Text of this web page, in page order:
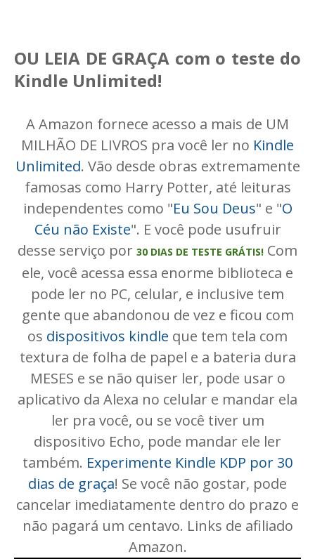
OU LEIA DE GRAÇA com o teste do
Kindle Unlimited!
A Amazon fornece acesso a mais de UM
MILHÃO DE LIVROS pra você ler no Kindle
Unlimited. Vão desde obras extremamente
famosas como Harry Potter, até leituras
independentes como "Eu Sou Deus" e "O
Céu não Existe". E você pode usufruir
desse serviço por 30 DIAS DE TESTE GRÁTIS! Com
ele, você acessa essa enorme biblioteca e
pode ler no PC, celular, e inclusive tem
gente que abandonou de vez e ficou com
os dispositivos kindle que tem tela com
textura de folha de papel e a bateria dura
MESES e se não quiser ler, pode usar o
aplicativo da Alexa no celular e mandar ela
ler pra você, ou se você tiver um
dispositivo Echo, pode mandar ele ler
também. Experimente Kindle KDP por 30
dias de graça! Se você não gostar, pode
cancelar imediatamente dentro do prazo e
não pagará um centavo. Links de afiliado
Amazon.